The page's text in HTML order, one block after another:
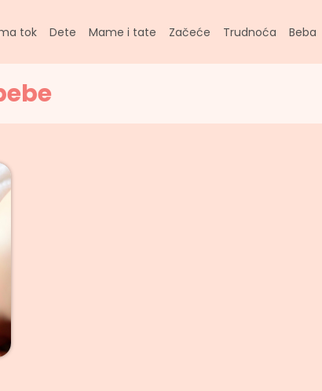
tok Dete Mame i tate Začeće Trudnoća Beba